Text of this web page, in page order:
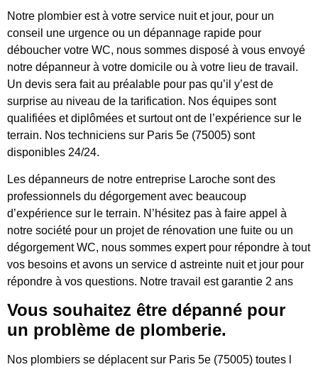
Notre plombier est à votre service nuit et jour, pour un
conseil une urgence ou un dépannage rapide pour
déboucher votre WC, nous sommes disposé à vous envoyé
notre dépanneur à votre domicile ou à votre lieu de travail.
Un devis sera fait au préalable pour pas qu’il y’est de
surprise au niveau de la tarification. Nos équipes sont
qualifiées et diplômées et surtout ont de l’expérience sur le
terrain. Nos techniciens sur Paris 5e (75005) sont
disponibles 24/24.
Les dépanneurs de notre entreprise Laroche sont des
professionnels du dégorgement avec beaucoup
d’expérience sur le terrain. N’hésitez pas à faire appel à
notre société pour un projet de rénovation une fuite ou un
dégorgement WC, nous sommes expert pour répondre à tout
vos besoins et avons un service d astreinte nuit et jour pour
répondre à vos questions. Notre travail est garantie 2 ans
Vous souhaitez être dépanné pour
un problème de plomberie.
Nos plombiers se déplacent sur Paris 5e (75005) toutes l